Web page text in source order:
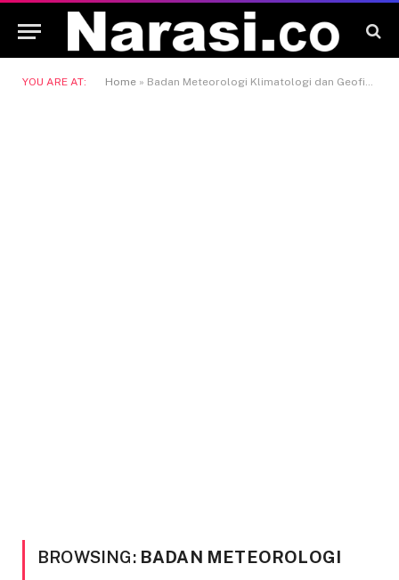
YOU ARE AT: Home » Badan Meteorologi Klimatologi dan Geofisika (BMKG)
BROWSING: BADAN METEOROLOGI